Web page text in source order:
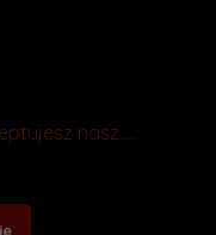
nasz.....